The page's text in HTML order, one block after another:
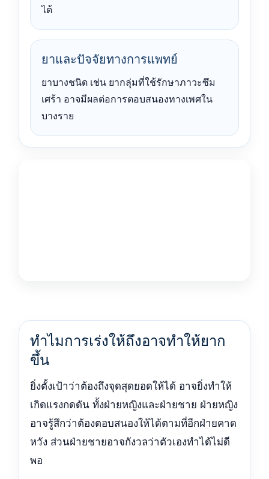
ได้
ยาและปัจจัยทางการแพทย์
ยาบางชนิด เช่น ยากลุ่มที่ใช้รักษาภาวะซึม
เศร้า อาจมีผลต่อการตอบสนองทางเพศใน
บางราย
ทำไมการเร่งให้ถึงอาจทำให้ยาก
ขึ้น
ยิ่งตั้งเป้าว่าต้องถึงจุดสุดยอดให้ได้ อาจยิ่งทำให้
เกิดแรงกดดัน ทั้งฝ่ายหญิงและฝ่ายชาย ฝ่ายหญิง
อาจรู้สึกว่าต้องตอบสนองให้ได้ตามที่อีกฝ่ายคาด
หวัง ส่วนฝ่ายชายอาจกังวลว่าตัวเองทำได้ไม่ดี
พอ